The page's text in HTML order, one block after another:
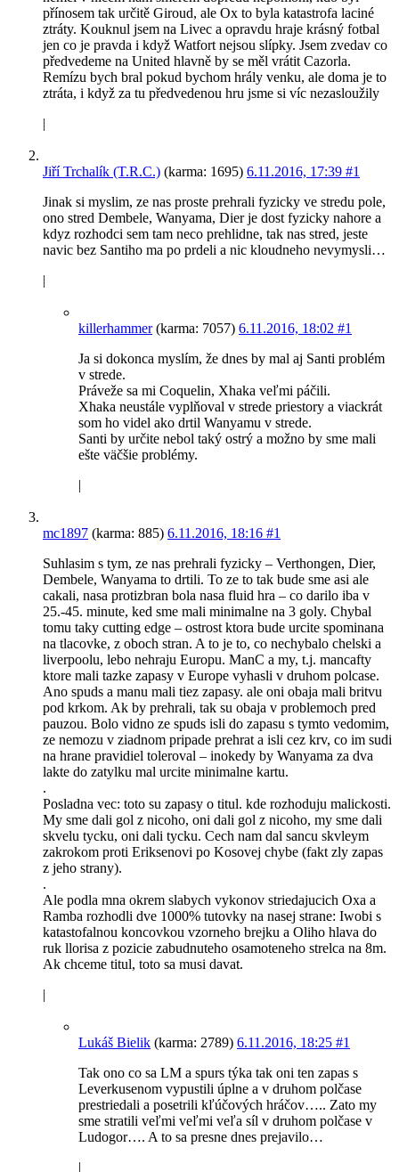
přínosem tak určitě Giroud, ale Ox to byla katastrofa laciné
ztráty. Kouknul jsem na Livec a opravdu hraje krásný fotbal
jen co je pravda i když Watfort nejsou slípky. Jsem zvedav co
předvedeme na United hlavně by se měl vrátit Cazorla.
Remízu bych bral pokud bychom hrály venku, ale doma je to
ztráta, i když za tu předvedenou hru jsme si víc nezasloužily
|
Jiří Trchalík (T.R.C.) (karma: 1695) 6.11.2016, 17:39 #1
Jinak si myslim, ze nas proste prehrali fyzicky ve stredu pole,
ono stred Dembele, Wanyama, Dier je dost fyzicky nahore a
kdyz rozhodci sem tam neco prehlidne, tak nas stred, jeste
navic bez Santiho ma po prdeli a nic kloudneho nevymysli…
|
killerhammer(karma: 7057) 6.11.2016, 18:02 #1
Ja si dokonca myslím, že dnes by mal aj Santi problém
v strede.
Práveže sa mi Coquelin, Xhaka veľmi páčili.
Xhaka neustále vyplňoval v strede priestory a viackrát
som ho videl ako drtil Wanyamu v strede.
Santi by určite nebol taký ostrý a možno by sme mali
ešte väčšie problémy.
|
mc1897 (karma: 885) 6.11.2016, 18:16 #1
Suhlasim s tym, ze nas prehrali fyzicky – Verthongen, Dier,
Dembele, Wanyama to drtili. To ze to tak bude sme asi ale
cakali, nasa protizbran bola nasa fluid hra – co darilo iba v
25.-45. minute, ked sme mali minimalne na 3 goly. Chybal
tomu taky cutting edge – ostrost ktora bude urcite spominana
na tlacovke, z oboch stran. A to je to, co nechybalo chelski a
liverpoolu, lebo nehraju Europu. ManC a my, t.j. mancafty
ktore mali tazke zapasy v Europe vyhasli v druhom polcase.
Ano spuds a manu mali tiez zapasy. ale oni obaja mali britvu
pod krkom. Ak by prehrali, tak su obaja v problemoch pred
pauzou. Bolo vidno ze spuds isli do zapasu s tymto vedomim,
ze nemozu v ziadnom pripade prehrat a isli cez krv, co im sudi
na hrane pravidiel toleroval – inokedy by Wanyama za dva
lakte do zatylku mal urcite minimalne kartu.
.
Posladna vec: toto su zapasy o titul. kde rozhoduju malickosti.
My sme dali gol z nicoho, oni dali gol z nicoho, my sme dali
skvelu tycku, oni dali tycku. Cech nam dal sancu skvleym
zakrokom proti Eriksenovi po Kosovej chybe (fakt zly zapas
z jeho strany).
.
Ale podla mna okrem slabych vykonov striedajucich Oxa a
Ramba rozhodli dve 1000% tutovky na nasej strane: Iwobi s
katastofalnou koncovkou vzorneho brejku a Oliho hlava do
ruk llorisa z pozicie zabudnuteho osamoteneho strelca na 8m.
Ak chceme titul, toto sa musi davat.
|
Lukáš Bielik (karma: 2789) 6.11.2016, 18:25 #1
Tak ono co sa LM a spurs týka tak oni ten zapas s
Leverkusenom vypustili úplne a v druhom polčase
prestriedali a posetrili kľúčových hráčov….. Zato my
sme stratili veľmi veľmi veľa síl v druhom polčase v
Ludogor…. A to sa presne dnes prejavilo…
|